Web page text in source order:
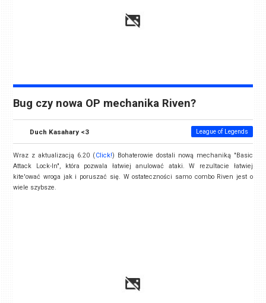
Bug czy nowa OP mechanika Riven?
Duch Kasahary <3 League of Legends
Wraz z aktualizacją 6.20 (Click!) Bohaterowie dostali nową mechaniką "Basic
Attack Lock-In", która pozwala łatwiej anulować ataki. W rezultacie łatwiej
kite'ować wroga jak i poruszać się. W ostateczności samo combo Riven jest o
wiele szybsze.